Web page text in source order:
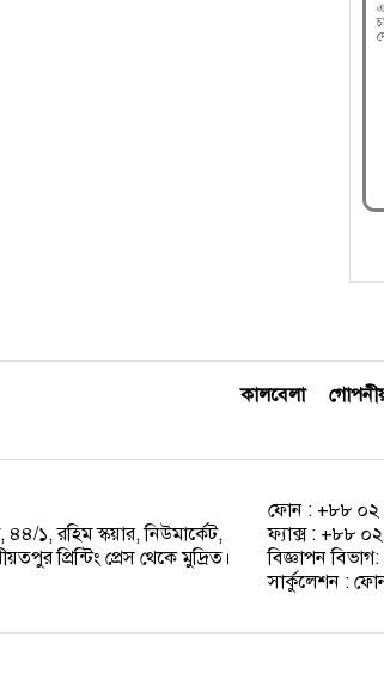
কালবেলা
৪৪/১, রহিম স্কয়ার, নিউমার্কেট,
প্রিন্টিং প্রেস থেকে মুদ্রিত।
ফোন : +৮৮
ফ্যাক্স : +৮৮
বিজ্ঞাপন
সার্কুলেশন :